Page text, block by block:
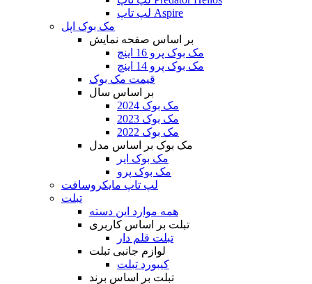
لپ تاپ Aspire
مک بوک اپل
بر اساس صفحه نمایش
مک بوک پرو 16 اینچ
مک بوک پرو 14 اینچ
قیمت مک بوک
بر اساس سال
مک بوک 2024
مک بوک 2023
مک بوک 2022
مک بوک بر اساس مدل
مک بوک ایر
مک بوک پرو
لپ تاپ مایکروسافت
تبلت
همه موارد این دسته
تبلت بر اساس کاربری
تبلت قلم دار
لوازم جانبی تبلت
کیبورد تبلت
تبلت بر اساس برند